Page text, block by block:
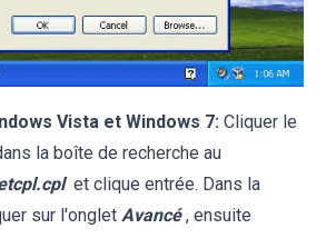
Vista et Windows 7: Cliquer le
la boîte de recherche au
et clique entrée. Dans la
sur l'onglet Avancé , ensuite